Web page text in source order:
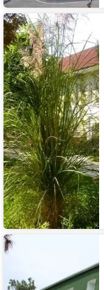
Пансионат
Дольче
Вита
Пансионат
Астра-